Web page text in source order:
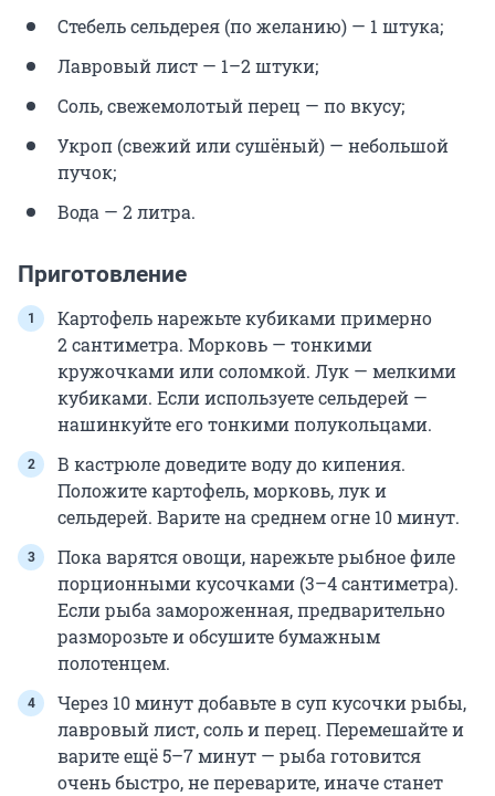
Стебель сельдерея (по желанию) — 1 штука;
Лавровый лист — 1–2 штуки;
Соль, свежемолотый перец — по вкусу;
Укроп (свежий или сушёный) — небольшой
пучок;
Вода — 2 литра.
Приготовление
Картофель нарежьте кубиками примерно
2 сантиметра. Морковь — тонкими
кружочками или соломкой. Лук — мелкими
кубиками. Если используете сельдерей —
нашинкуйте его тонкими полукольцами.
В кастрюле доведите воду до кипения.
Положите картофель, морковь, лук и
сельдерей. Варите на среднем огне 10 минут.
Пока варятся овощи, нарежьте рыбное филе
порционными кусочками (3–4 сантиметра).
Если рыба замороженная, предварительно
разморозьте и обсушите бумажным
полотенцем.
Через 10 минут добавьте в суп кусочки рыбы,
лавровый лист, соль и перец. Перемешайте и
варите ещё 5–7 минут — рыба готовится
очень быстро, не переварите, иначе станет